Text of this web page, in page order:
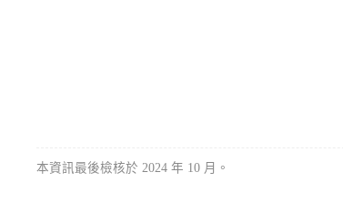
本資訊最後檢核於 2024 年 10 月。